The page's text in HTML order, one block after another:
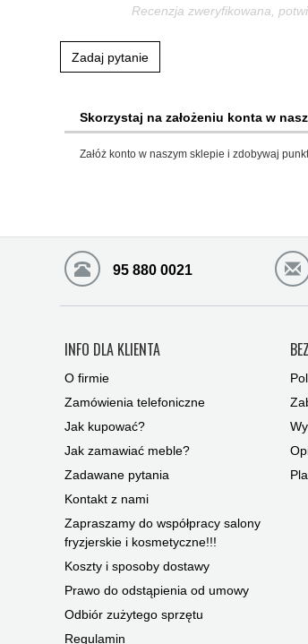
Recenzja zweryfikowana,
Zadaj pytanie
Skorzystaj na założeniu konta w
Załóż konto w naszym sklepie i zdobywaj
95 880 0021
INFO DLA KLIENTA
O firmie
Zamówienia telefoniczne
Jak kupować?
Jak zamawiać meble?
Zadawane pytania
Kontakt z nami
Zapraszamy do współpracy salony
fryzjerskie i kosmetyczne!!!
Koszty i sposoby dostawy
Prawo do odstąpienia od umowy
Odbiór zużytego sprzętu
Regulamin